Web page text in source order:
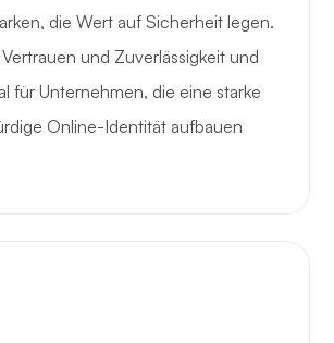
die Wert auf Sicherheit legen.
und Zuverlässigkeit und
für Unternehmen, die eine starke
Online-Identität aufbauen